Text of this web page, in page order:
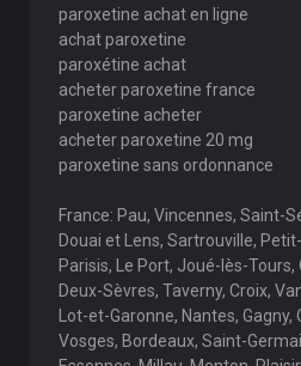
paroxetine achat en ligne
achat paroxetine
paroxétine achat
acheter paroxetine france
paroxetine acheter
acheter paroxetine 20 mg
paroxetine sans ordonnance
France: Pau, Vincennes, Saint-
Douai et Lens, Sartrouville,
Parisis, Le Port, Joué-lès-
Deux-Sèvres, Taverny, Croix,
Lot-et-Garonne, Nantes,
Vosges, Bordeaux, Saint-